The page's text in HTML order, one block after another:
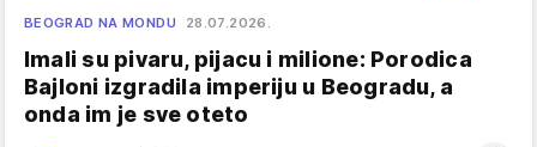
BEOGRAD NA MONDU 28.07.2026.
Imali su pivaru, pijacu i milione: Porodica
Bajloni izgradila imperiju u Beogradu, a
onda im je sve oteto